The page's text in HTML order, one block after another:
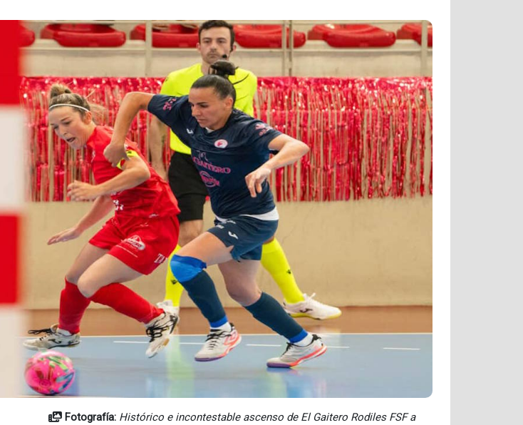
Fotografía: Histórico e incontestable ascenso de El Gaitero Rodiles FSF a